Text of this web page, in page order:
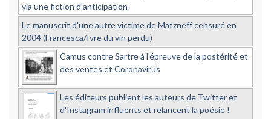
via une fiction d'anticipation
Le manuscrit d'une autre victime de Matzneff censuré en
2004 (Francesca/Ivre du vin perdu)
Camus contre Sartre à l'épreuve de la postérité et
des ventes et Coronavirus
Les éditeurs publient les auteurs de Twitter et
d'Instagram influents et relancent la poésie !